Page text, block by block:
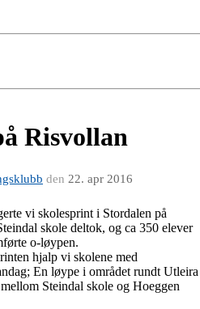
Risvollan
den 22. apr 2016
vi skolesprint i Stordalen på
skole deltok, og ca 350 elever
o-løypen.
hjalp vi skolene med
En løype i området rundt Utleira
Steindal skole og Hoeggen